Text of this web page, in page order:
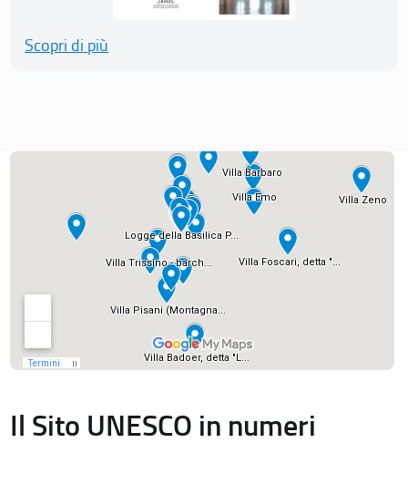
Scopri di più
Il Sito UNESCO in numeri